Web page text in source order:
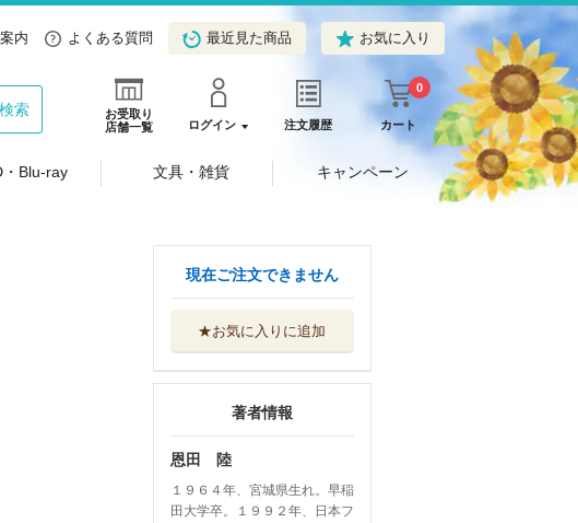
内 よくある質問 最近見た商品 お気に入り
お受取り
店舗一覧
ログイン 注文履歴 カート
0
索
・Blu-ray 文具・雑貨 キャンペーン
現在ご注文できません
★お気に入りに追加
著者情報
恩田 陸
１９６４年、宮城県生れ。早稲
田大学卒。１９９２年、日本フ